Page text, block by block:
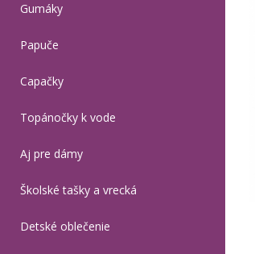
Gumáky
Papuče
Capačky
Topánočky k vode
Aj pre dámy
Školské tašky a vrecká
Detské oblečenie